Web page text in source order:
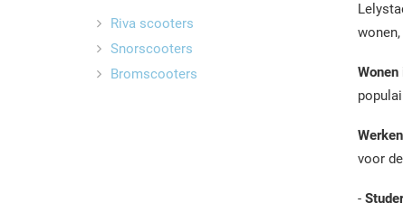
voor
-
Riva scooters
Snorscooters
Bromscooters